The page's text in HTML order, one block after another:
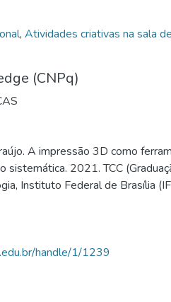
, Atividades criativas na sala
(CNPq)
A impressão 3D como
sistemática. 2021. TCC
Instituto Federal de Brasília
handle/1/1239